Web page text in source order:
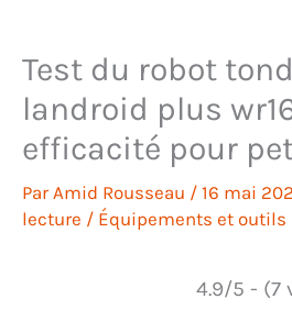
Test du robot
landroid plus
efficacité pour
ParAmid Rousseau / 16 mai
lecture / Équipements et outils
4.9/5 - (7